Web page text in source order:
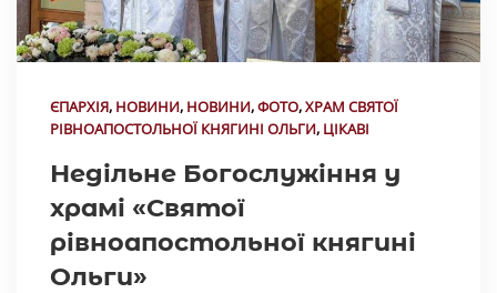
ЄПАРХІЯ, НОВИНИ, НОВИНИ,ФОТО,ХРАМ СВЯТОЇ
РІВНОАПОСТОЛЬНОЇ КНЯГИНІ ОЛЬГИ, ЦІКАВІ
Недільне Богослужіння у
храмі «Святої
рівноапостольної княгині
Ольги»